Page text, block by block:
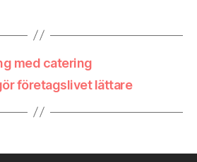
med catering
företagslivet lättare